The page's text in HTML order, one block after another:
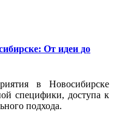
От идеи до
в Новосибирске
специфики, доступа к
подхода.